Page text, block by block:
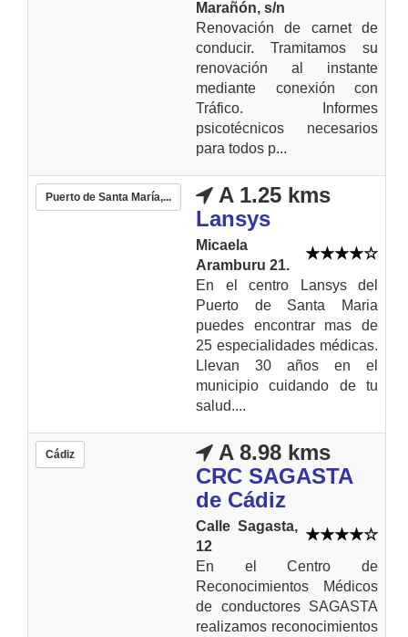
Marañón, s/n
Renovación de carnet de
conducir. Tramitamos su
renovación al instante
mediante conexión con
Tráfico. Informes
psicotécnicos necesarios
para todos p...
Puerto de Santa María,...
A 1.25 kms
Lansys
Micaela
Aramburu 21.
En el centro Lansys del
Puerto de Santa Maria
puedes encontrar mas de
25 especialidades médicas.
Llevan 30 años en el
municipio cuidando de tu
salud....
Cádiz
A 8.98 kms
CRC SAGASTA
de Cádiz
Calle Sagasta,
12
En el Centro de
Reconocimientos Médicos
de conductores SAGASTA
realizamos reconocimientos